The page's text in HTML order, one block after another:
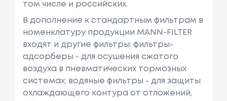
том числе и российских.
В дополнение к стандартным фильтрам в
номенклатуру продукции MANN-FILTER
входят и другие фильтры: фильтры-
адсорберы - для осушения сжатого
воздуха в пневматических тормозных
системах; водяные фильтры - для защиты
охлаждающего контура от отложений,